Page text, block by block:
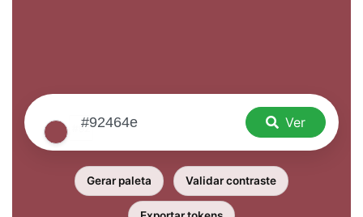
Ver
Gerar paleta Validar contraste